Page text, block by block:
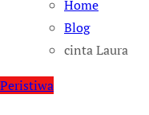
Home
Blog
cinta Laura
Peristiwa